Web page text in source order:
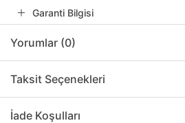
Garanti Bilgisi
Yorumlar (0)
Taksit Seçenekleri
İade Koşulları